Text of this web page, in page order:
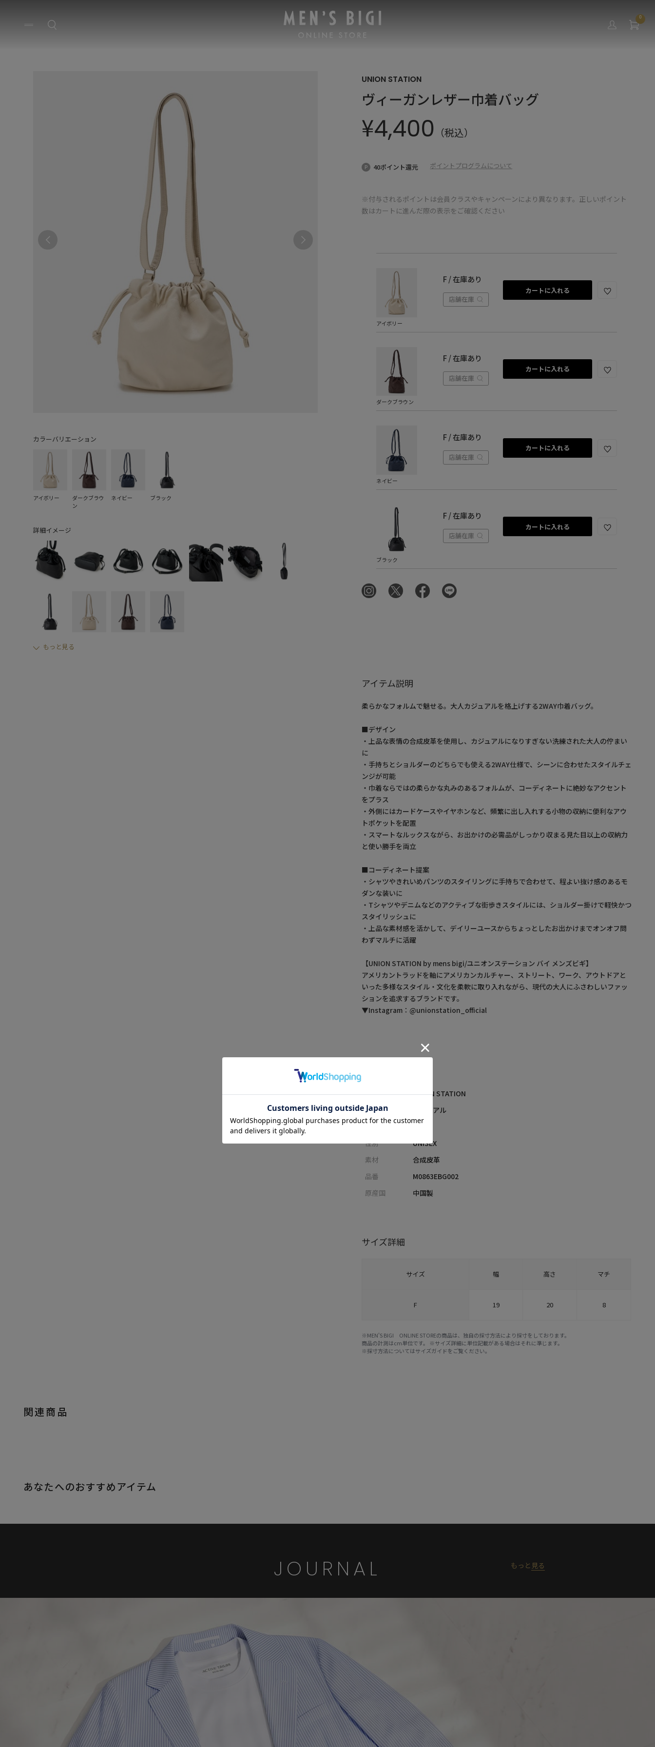
0
カラーバリエーション
アイボリー
ダークブラウ
ン
ネイビー ブラック
詳細イメージ
もっと見る
UNION STATION
ヴィーガンレザー巾着バッグ
¥4,400 （税込）
40ポイント還元 ポイントプログラムについて
※付与されるポイントは会員クラスやキャンペーンにより異なります。正しいポイント
数はカートに進んだ際の表示をご確認ください
アイボリー
F / 在庫あり
店舗在庫
カートに入れる
ダークブラウン
F / 在庫あり
店舗在庫
カートに入れる
ネイビー
F / 在庫あり
店舗在庫
カートに入れる
ブラック
F / 在庫あり
店舗在庫
カートに入れる
アイテム説明
柔らかなフォルムで魅せる。大人カジュアルを格上げする2WAY巾着バッグ。
■デザイン
・上品な表情の合成皮革を使用し、カジュアルになりすぎない洗練された大人の佇まい
に
・手持ちとショルダーのどちらでも使える2WAY仕様で、シーンに合わせたスタイルチェ
ンジが可能
・巾着ならではの柔らかな丸みのあるフォルムが、コーディネートに絶妙なアクセント
をプラス
・外側にはカードケースやイヤホンなど、頻繁に出し入れする小物の収納に便利なアウ
トポケットを配置
・スマートなルックスながら、お出かけの必需品がしっかり収まる見た目以上の収納力
と使い勝手を両立
■コーディネート提案
・シャツやきれいめパンツのスタイリングに手持ちで合わせて、程よい抜け感のあるモ
ダンな装いに
・Tシャツやデニムなどのアクティブな街歩きスタイルには、ショルダー掛けで軽快かつ
スタイリッシュに
・上品な素材感を活かして、デイリーユースからちょっとしたお出かけまでオンオフ問
わずマルチに活躍
【UNION STATION by mens bigi/ユニオンステーション バイ メンズビギ】
アメリカントラッドを軸にアメリカンカルチャー、ストリート、ワーク、アウトドアと
いった多様なスタイル・文化を柔軟に取り入れながら、現代の大人にふさわしいファッ
ションを追求するブランドです。
▼Instagram：@unionstation_official
レーベル
UNION STATION
カテゴリ
カジュアル
サイズ
F
性別
UNISEX
素材
合成皮革
品番
M0863EBG002
原産国
中国製
サイズ詳細
サイズ 幅 高さ マチ
F 19 20 8
※MEN'S BIGI ONLINE STOREの商品は、独自の採寸方法により採寸をしております。
商品の計測はcm単位です。 ※サイズ詳細に単位記載がある場合はそれに準じます。
※採寸方法についてはサイズガイドをご覧ください。
関連商品
あなたへのおすすめアイテム
JOURNAL もっと 見る